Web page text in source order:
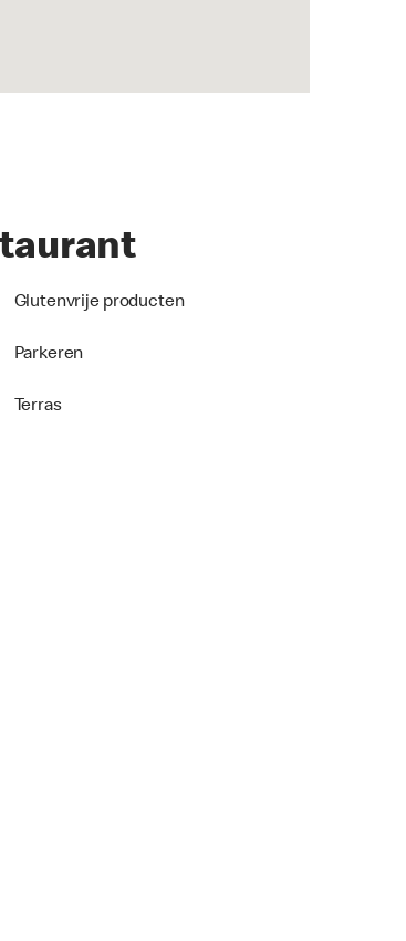
Glutenvrije producten
Parkeren
Terras